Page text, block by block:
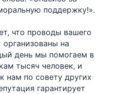
поддержку!».
что проводы вашего
организованы на
день мы помогаем в
тысяч человек, и
нам по совету других
гарантирует